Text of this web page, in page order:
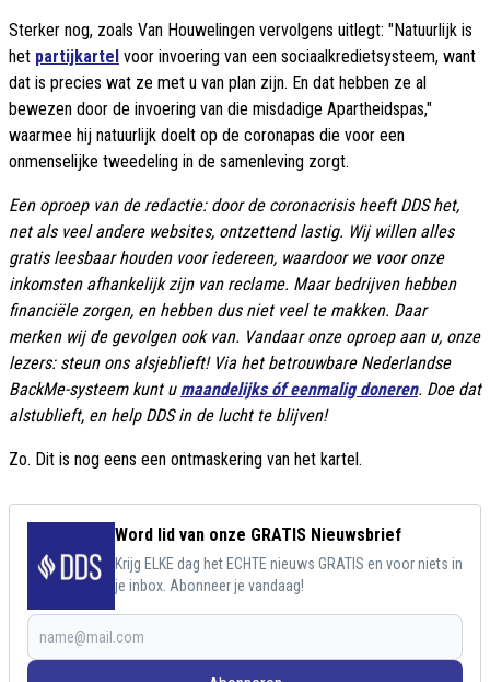
Sterker nog, zoals Van Houwelingen vervolgens uitlegt: "Natuurlijk is
het partijkartel voor invoering van een sociaalkredietsysteem, want
dat is precies wat ze met u van plan zijn. En dat hebben ze al
bewezen door de invoering van die misdadige Apartheidspas,"
waarmee hij natuurlijk doelt op de coronapas die voor een
onmenselijke tweedeling in de samenleving zorgt.
Een oproep van de redactie: door de coronacrisis heeft DDS het,
net als veel andere websites, ontzettend lastig. Wij willen alles
gratis leesbaar houden voor iedereen, waardoor we voor onze
inkomsten afhankelijk zijn van reclame. Maar bedrijven hebben
financiële zorgen, en hebben dus niet veel te makken. Daar
merken wij de gevolgen ook van. Vandaar onze oproep aan u, onze
lezers: steun ons alsjeblieft! Via het betrouwbare Nederlandse
BackMe-systeem kunt u maandelijks óf eenmalig doneren. Doe dat
alstublieft, en help DDS in de lucht te blijven!
Zo. Dit is nog eens een ontmaskering van het kartel.
Word lid van onze GRATIS Nieuwsbrief
Krijg ELKE dag het ECHTE nieuws GRATIS en voor niets in
je inbox. Abonneer je vandaag!